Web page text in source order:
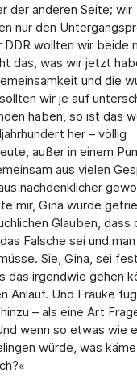
der anderen Seite; wir
nur den
DDR wollten wir beide
das, was wir jetzt
und die
wir je auf
haben, so ist das
her – völlig
außer in einem
aus vielen
nachdenklicher
mir, Gina würde
Glauben, dass
Falsche sei und
Sie, Gina, sei
das irgendwie gehen
Anlauf. Und Frauke
– als eine Art
wenn so etwas wie
würde, was